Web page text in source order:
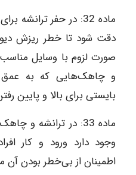
دقت شود تا خطر ریزش
صورت لزوم با وسایل
بایستی برای بالا و پایین
ماده‌ 33: در ترانشه و
وجود دارد ورود و کار
اطمینان از بی‌خطر بودن آن